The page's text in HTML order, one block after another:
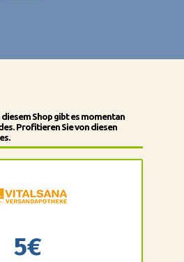
diesem Shop gibt es momentan
Profitieren Sie von diesen
5€